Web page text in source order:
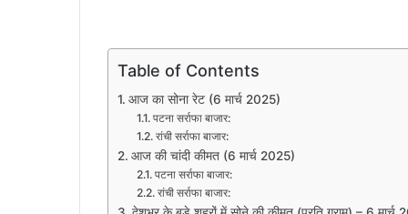
Table of Contents
आज का सोना रेट (6 मार्च 2025)
पटना सर्राफा बाजार:
रांची सर्राफा बाजार:
आज की चांदी कीमत (6 मार्च 2025)
पटना सर्राफा बाजार:
रांची सर्राफा बाजार: